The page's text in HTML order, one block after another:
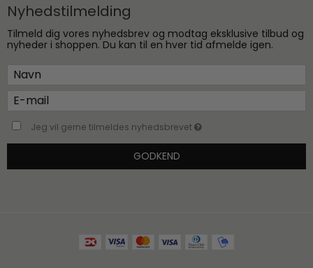
Nyhedstilmelding
Tilmeld dig vores nyhedsbrev og modtag eksklusive tilbud og
nyheder i shoppen. Du kan til en hver tid afmelde igen.
Jeg vil gerne tilmeldes nyhedsbrevet
GODKEND